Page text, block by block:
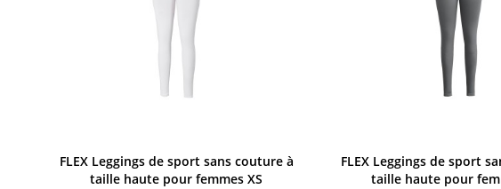
FLEX Leggings de sport sans couture à
taille haute pour femmes XS
FLEX Leggings de sport
taille haute pour